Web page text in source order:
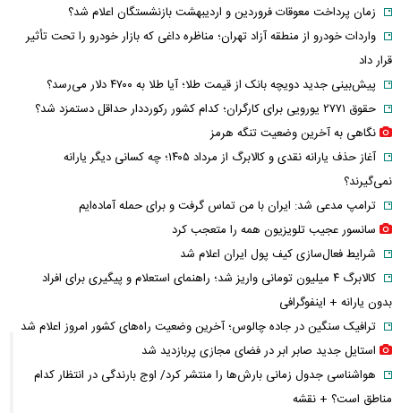
زمان پرداخت معوقات فروردین و اردیبهشت بازنشستگان اعلام شد؟
واردات خودرو از منطقه آزاد تهران؛ مناظره داغی که بازار خودرو را تحت تأثیر
قرار داد
پیش‌بینی جدید دویچه‌ بانک از قیمت طلا؛ آیا طلا به ۴۷۰۰ دلار می‌رسد؟
حقوق ۲۷۷۱ یورویی برای کارگران؛ کدام کشور رکورددار حداقل دستمزد شد؟
نگاهی به آخرین وضعیت تنگه هرمز
آغاز حذف یارانه نقدی و کالابرگ از مرداد ۱۴۰۵؛ چه کسانی دیگر یارانه
نمی‌گیرند؟
ترامپ مدعی شد: ایران با من تماس گرفت و برای حمله آماده‌ایم
سانسور عجیب تلویزیون همه را متعجب کرد
شرایط فعال‌سازی کیف پول ایران اعلام شد
کالابرگ ۴ میلیون تومانی واریز شد؛ راهنمای استعلام و پیگیری برای افراد
بدون یارانه + اینفوگرافی
ترافیک سنگین در جاده چالوس؛ آخرین وضعیت راه‌های کشور امروز اعلام شد
استایل جدید صابر ابر در فضای مجازی پربازدید شد
هواشناسی جدول زمانی بارش‌ها را منتشر کرد/ اوج بارندگی در انتظار کدام
مناطق است؟ + نقشه